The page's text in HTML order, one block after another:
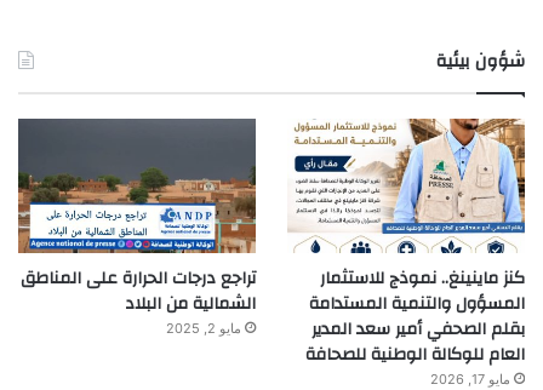
شؤون بيئية
كنز ماينينغ.. نموذج للاستثمار
المسؤول والتنمية المستدامة
بقلم الصحفي أمير سعد المدير
العام للوكالة الوطنية للصحافة
مايو 17, 2026
تراجع درجات الحرارة على المناطق
الشمالية من البلاد
مايو 2, 2025